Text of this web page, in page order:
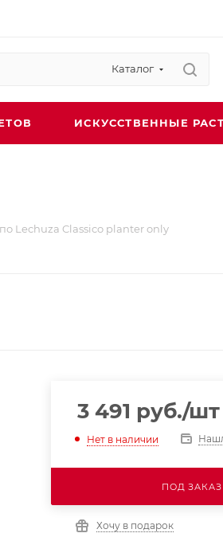
Каталог
ИСКУССТВЕННЫЕ
Lechuza Classico planter only
3 491 руб./шт
Нет в наличии
ПОД ЗАКАЗ
Хочу в подарок